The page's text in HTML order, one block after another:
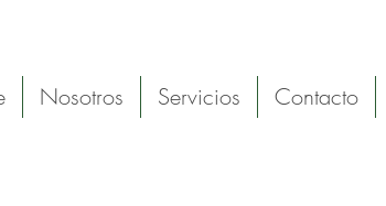
Nosotros Servicios Contacto